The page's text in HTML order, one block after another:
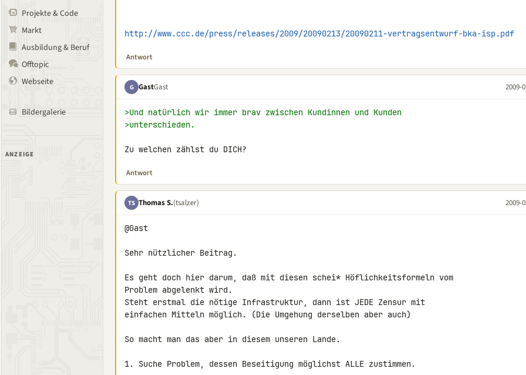
Projekte & Code
Markt
Ausbildung & Beruf
Offtopic
Webseite
Bildergalerie
ANZEIGE
http://www.ccc.de/press/releases/2009/20090213/20090211-vertragsentwurf-bka-isp.pdf
Antwort
G GastGast 2009-
>Und natürlich wir immer brav zwischen Kundinnen und Kunden
>unterschieden.
Zu welchen zählst du DICH?
Antwort
TS Thomas S.(tsalzer) 2009-
@Gast
Sehr nützlicher Beitrag.
Es geht doch hier darum, daß mit diesen schei* Höflichkeitsformeln vom
Problem abgelenkt wird.
Steht erstmal die nötige Infrastruktur, dann ist JEDE Zensur mit
einfachen Mitteln möglich. (Die Umgehung derselben aber auch)
So macht man das aber in diesem unseren Lande.
1. Suche Problem, dessen Beseitigung möglichst ALLE zustimmen.